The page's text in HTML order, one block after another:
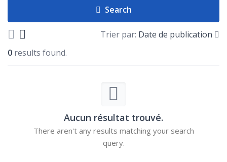
Search
Trier par: Date de publication
0 results found.
Aucun résultat trouvé.
There aren't any results matching your search
query.